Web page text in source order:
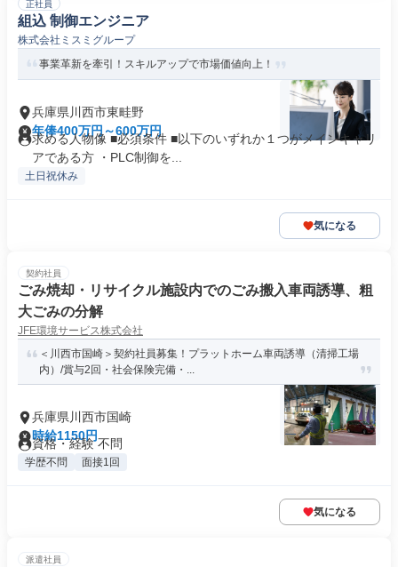
正社員
組込 制御エンジニア
株式会社ミスミグループ
事業革新を牽引！スキルアップで市場価値向上！
兵庫県川西市東畦野
年俸400万円～600万円
求める人物像 ■必須条件 ■以下のいずれか１つがメインキャリ
アである方 ・PLC制御を...
土日祝休み
気になる
契約社員
ごみ焼却・リサイクル施設内でのごみ搬入車両誘導、粗
大ごみの分解
JFE環境サービス株式会社
＜川西市国崎＞契約社員募集！プラットホーム車両誘導（清掃工場
内）/賞与2回・社会保険完備・...
兵庫県川西市国崎
時給1150円
資格・経験 不問
学歴不問 面接1回
気になる
派遣社員